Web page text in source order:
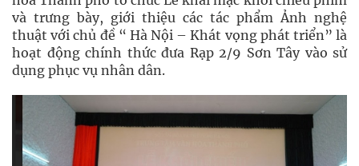
và trưng bày, giới thiệu các tác phẩm Ảnh nghệ
thuật với chủ đề “ Hà Nội – Khát vọng phát triển” là
hoạt động chính thức đưa Rạp 2/9 Sơn Tây vào sử
dụng phục vụ nhân dân.